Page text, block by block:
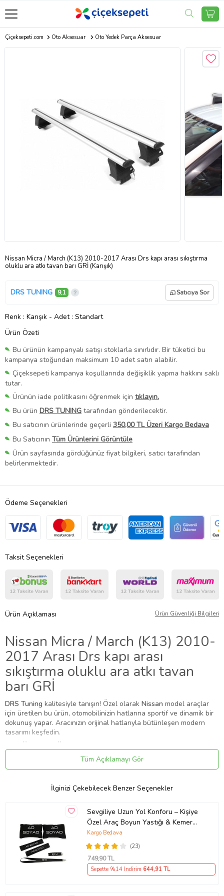
Çiçeksepeti.com Oto Aksesuar Oto Yedek Parça Aksesuar
Nissan Micra / March (K13) 2010-2017 Arası Drs kapı arası sıkıştırma
oluklu ara atkı tavan barı GRİ (Karışık)
DRS TUNING 9,1 Satıcıya Sor
Renk : Karışık - Adet : Standart
Ürün Özeti
Bu ürünün kampanyalı satışı stoklarla sınırlıdır. Bir tüketici bu
kampanya stoğundan maksimum 10 adet satın alabilir.
Çiçeksepeti kampanya koşullarında değişiklik yapma hakkını saklı
tutar.
Ürünün iade politikasını öğrenmek için tıklayın.
Bu ürün DRS TUNING tarafından gönderilecektir.
Bu satıcının ürünlerinde geçerli 350,00 TL Üzeri Kargo Bedava
Bu Satıcının Tüm Ürünlerini Görüntüle
Ürün sayfasında gördüğünüz fiyat bilgileri, satıcı tarafından
belirlenmektedir.
Ödeme Seçenekleri
Taksit Seçenekleri
Ürün Açıklaması Ürün Güvenliği Bilgileri
Nissan Micra / March (K13) 2010-
2017 Arası Drs kapı arası
sıkıştırma oluklu ara atkı tavan
barı GRİ
DRS Tuning kalitesiyle tanışın! Özel olarak Nissan model araçlar
için üretilen bu ürün, otomobilinizin hatlarına sportif ve dinamik bir
dokunuş yapar. Aracınızın orijinal hatlarıyla bütünleşen modern
tasarımı keşfedin.
✨ Ürün Özellikleri ve Avantajları
✔
Aracınızın modeli 2010 (ve altı) veya 2017 (ve üstü) ise, kasa
Esnek, kırılmaya karşı dirençli 1. sınıf ABS plastik.
Drs tuning kapı arası sıkıştırma oluklu ara atkı / tavan barı
Kapı iç kısmında vida yeri varsa vidalanabilir.
Ürün Uzunluğu 120Cm Dir
Cam tavanlı araçlara uygun değildir.
Araç kaportasında delme vs yapılmadan kolay monte edilir,
Hırsızlığa karşı kilitli sisteme sahiptir.
Port bagaj , kayak taşıyıcı , bisiklet taşıyıcı , çadır vb ekstra
Tüm Açıklamayı Gör
İlginizi Çekebilecek Benzer Seçenekler
Sevgiliye Uzun Yol Konforu – Kişiye
Özel Araç Boyun Yastığı & Kemer
Pedi Hediye Seti
(23)
Kargo Bedava
749,90 TL
Sepette %14 İndirim 644,91 TL